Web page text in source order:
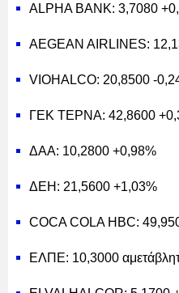
ALPHA BANK: 3,7080
AEGEAN AIRLINES:
VIOHALCO: 20,8500 -
ΓΕΚ ΤΕΡΝΑ: 42,8600
ΔΑΑ: 10,2800 +0,98%
ΔΕΗ: 21,5600 +1,03%
COCA COLA HBC:
ΕΛΠΕ: 10,3000